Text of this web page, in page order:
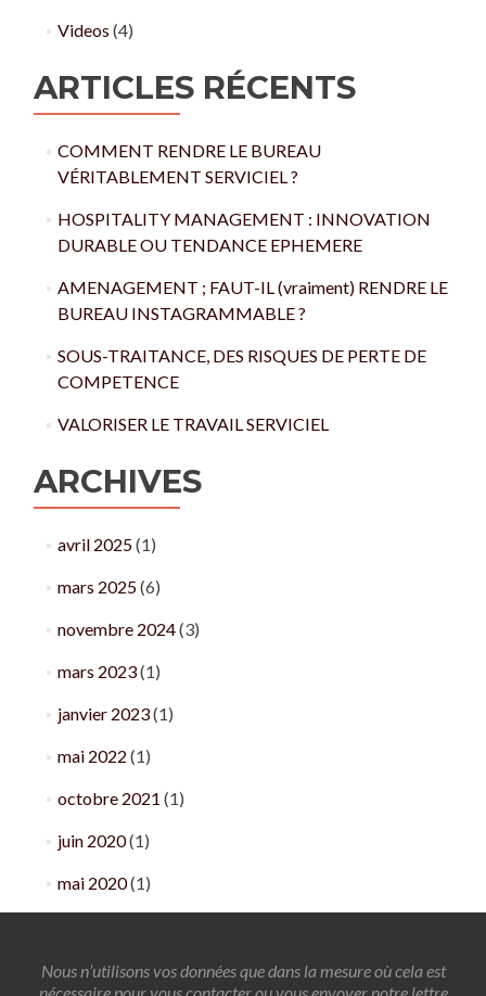
Videos (4)
ARTICLES RÉCENTS
COMMENT RENDRE LE BUREAU
VÉRITABLEMENT SERVICIEL ?
HOSPITALITY MANAGEMENT : INNOVATION
DURABLE OU TENDANCE EPHEMERE
AMENAGEMENT ; FAUT-IL (vraiment) RENDRE LE
BUREAU INSTAGRAMMABLE ?
SOUS-TRAITANCE, DES RISQUES DE PERTE DE
COMPETENCE
VALORISER LE TRAVAIL SERVICIEL
ARCHIVES
avril 2025(1)
mars 2025(6)
novembre 2024(3)
mars 2023(1)
janvier 2023(1)
mai 2022 (1)
octobre 2021 (1)
juin 2020(1)
mai 2020(1)
Nous n’utilisons vos données que dans la mesure où cela est